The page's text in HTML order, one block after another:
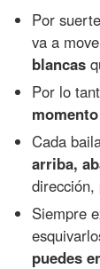
Por
va a
blancas
Por lo
momento
Cada
arriba,
dirección,
Siempre
puedes